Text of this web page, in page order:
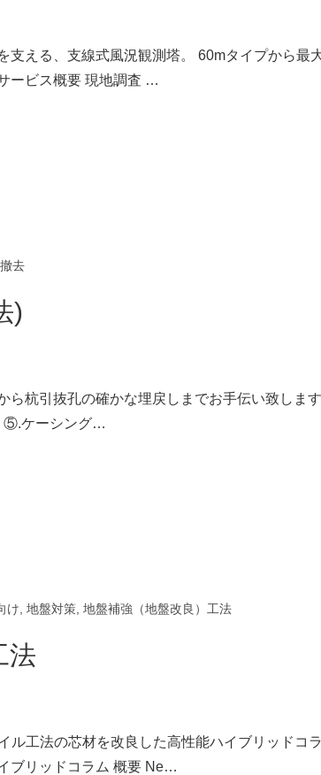
支える、支線式風況観測塔。 60mタイプから最
ービス概要 現地調査 …
去
)
ら杭引抜孔の確かな埋戻しまでお手伝い致しま
⑤.ケーシング…
け 地盤対策 地盤補強（地盤改良）工法
法
ル工法の芯材を改良した高性能ハイブリッドコ
ブリッドコラム 概要 Ne…